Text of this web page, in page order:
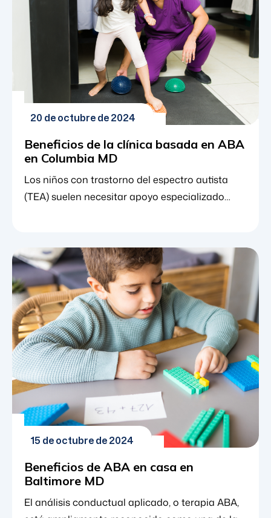
20 de octubre de 2024
Beneficios de la clínica basada en ABA
en Columbia MD
Los niños con trastorno del espectro autista
(TEA) suelen necesitar apoyo especializado
retos a los que se enfrentan. El principal
tratamiento para los niños del espectro autista
se conoce como análisis conductual aplicado, o
terapia ABA. Este método adopta un enfoque
basado en la ciencia para el comportamiento y
el aprendizaje [...]
15 de octubre de 2024
Beneficios de ABA en casa en
Baltimore MD
El análisis conductual aplicado, o terapia ABA,